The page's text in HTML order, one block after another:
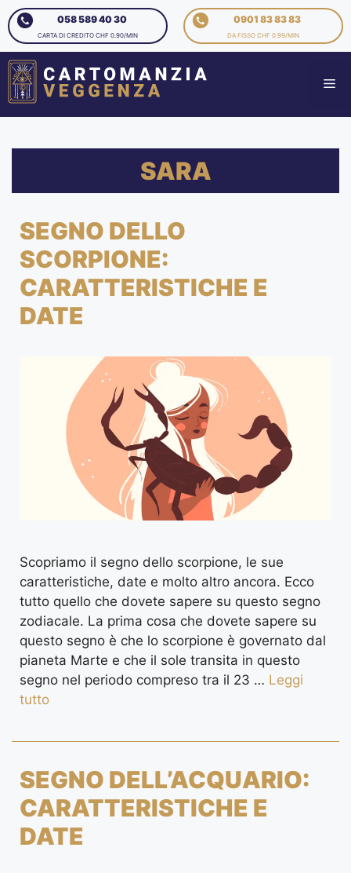
058 589 40 30
CARTA DI CREDITO CHF 0.90/MIN
0901 83 83 83
DA FISSO CHF 0.99/MIN
SARA
SEGNO DELLO
SCORPIONE:
CARATTERISTICHE E
DATE
Scopriamo il segno dello scorpione, le sue
caratteristiche, date e molto altro ancora. Ecco
tutto quello che dovete sapere su questo segno
zodiacale. La prima cosa che dovete sapere su
questo segno è che lo scorpione è governato dal
pianeta Marte e che il sole transita in questo
segno nel periodo compreso tra il 23 … Leggi
tutto
SEGNO DELL’ACQUARIO:
CARATTERISTICHE E
DATE